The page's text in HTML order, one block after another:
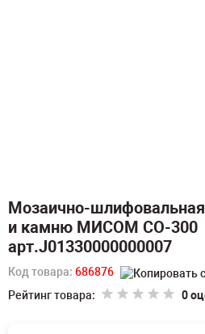
Мозаично-
и камню МИСОМ СО-300
арт.J01330000000007
Код товара: 686876
Рейтинг товара:
0